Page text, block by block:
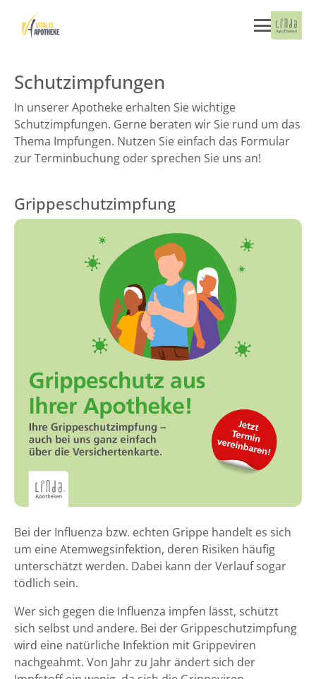
Schutzimpfungen
In unserer Apotheke erhalten Sie wichtige
Schutzimpfungen. Gerne beraten wir Sie rund um das
Thema Impfungen. Nutzen Sie einfach das Formular
zur Terminbuchung oder sprechen Sie uns an!
Grippeschutzimpfung
Bei der Influenza bzw. echten Grippe handelt es sich
um eine Atemwegsinfektion, deren Risiken häufig
unterschätzt werden. Dabei kann der Verlauf sogar
tödlich sein.
Wer sich gegen die Influenza impfen lässt, schützt
sich selbst und andere. Bei der Grippeschutzimpfung
wird eine natürliche Infektion mit Grippeviren
nachgeahmt. Von Jahr zu Jahr ändert sich der